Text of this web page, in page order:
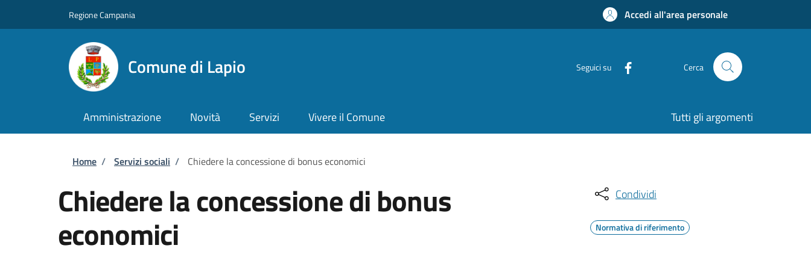
Regione Campania Accedi all'area personale
Comune di Lapio Seguici su Cerca
Amministrazione Novità Servizi Vivere il Comune Tutti gli argomenti
Briciole di pane
Home / Servizi sociali / Chiedere la concessione di bonus economici
Chiedere la concessione di bonus
economici
Condividi
Normativa di riferimento